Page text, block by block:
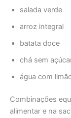
salada verde
arroz integral
batata doce
chá sem
água com
Combinações
alimentar e na